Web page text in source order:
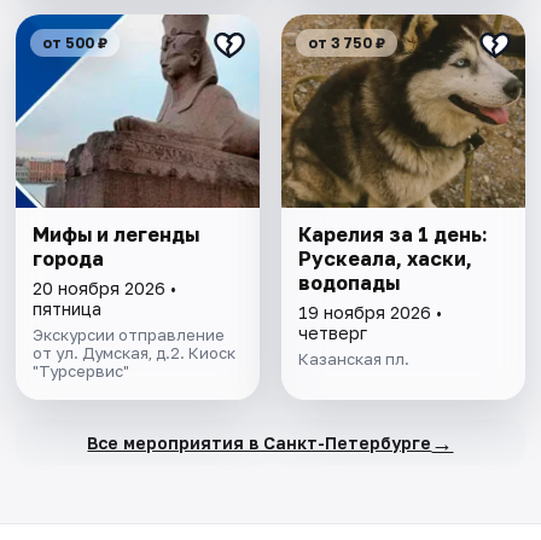
от 500 ₽
Мифы и легенды
города
20 ноября 2026 •
пятница
Экскурсии отправление
от ул. Думская, д.2. Киоск
"Турсервис"
от 3 750 ₽
Карелия за 1 день:
Рускеала, хаски,
водопады
19 ноября 2026 •
четверг
Казанская пл.
Все мероприятия в Санкт-Петербурге →